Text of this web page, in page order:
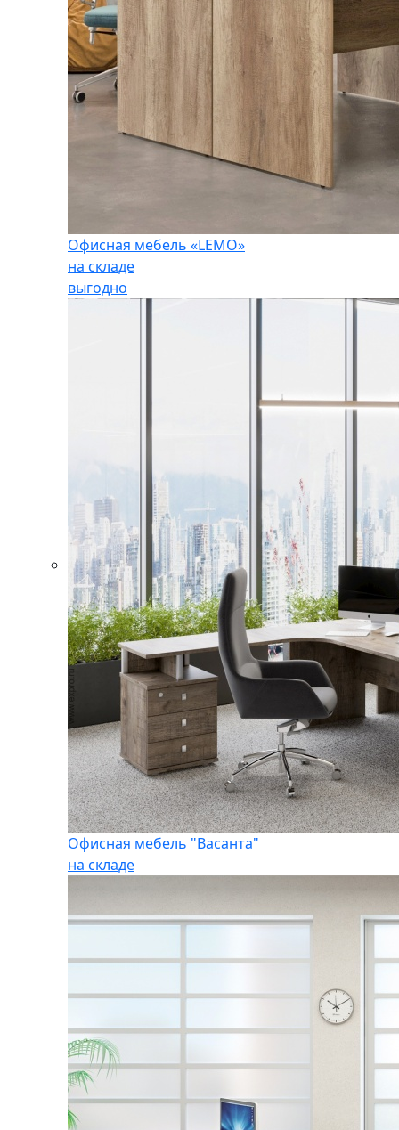
Офисная мебель «LEMO»
на складе
выгодно
Офисная мебель "Васанта"
на складе